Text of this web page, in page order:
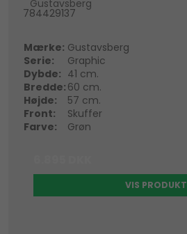
Gustavsberg
784429137
Mærke: Gustavsberg
Serie:
Graphic
Dybde: 41 cm.
Bredde: 60 cm.
Højde:
57 cm.
Front:
Skuffer
Farve:
Grøn
VIS PRODUKT